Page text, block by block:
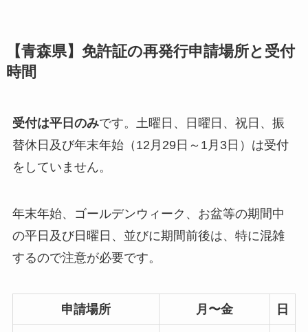
【青森県】免許証の再発行申請場所と受付
時間
受付は平日のみです。土曜日、日曜日、祝日、振
替休日及び年末年始（12月29日～1月3日）は受付
をしていません。
年末年始、ゴールデンウィーク、お盆等の期間中
の平日及び日曜日、並びに期間前後は、特に混雑
するので注意が必要です。
申請場所 月〜金 日